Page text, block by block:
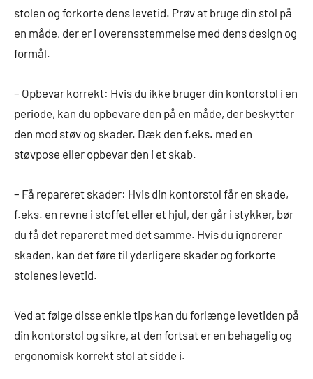
stolen og forkorte dens levetid. Prøv at bruge din stol på
en måde, der er i overensstemmelse med dens design og
formål.
– Opbevar korrekt: Hvis du ikke bruger din kontorstol i en
periode, kan du opbevare den på en måde, der beskytter
den mod støv og skader. Dæk den f.eks. med en
støvpose eller opbevar den i et skab.
– Få repareret skader: Hvis din kontorstol får en skade,
f.eks. en revne i stoffet eller et hjul, der går i stykker, bør
du få det repareret med det samme. Hvis du ignorerer
skaden, kan det føre til yderligere skader og forkorte
stolenes levetid.
Ved at følge disse enkle tips kan du forlænge levetiden på
din kontorstol og sikre, at den fortsat er en behagelig og
ergonomisk korrekt stol at sidde i.